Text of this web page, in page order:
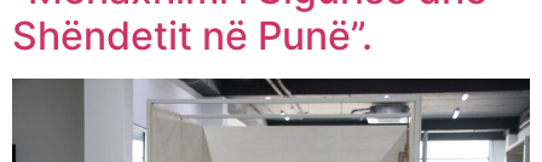
Shëndetit në Punë”.